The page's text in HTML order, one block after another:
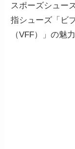
スポーズシュー
指シューズ 「ビ
（VFF）」の魅